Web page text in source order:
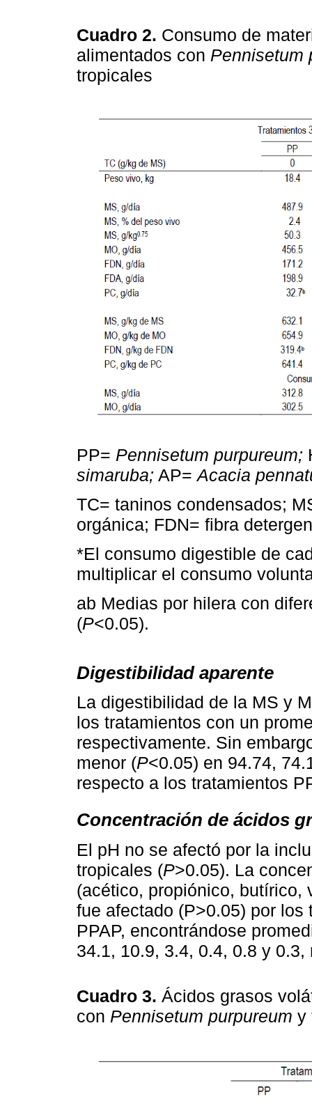
Cuadro 2. Consumo de
alimentados con Pennisetum
tropicales
PP= Pennisetum purpureum;
simaruba; AP= Acacia
TC= taninos condensados;
orgánica; FDN= fibra
*El consumo digestible de
multiplicar el consumo
ab Medias por hilera con
(P<0.05).
Digestibilidad aparente
La digestibilidad de la MS y
los tratamientos con un
respectivamente. Sin
menor (P<0.05) en 94.74,
respecto a los tratamientos
Concentración de ácidos
El pH no se afectó por la
tropicales (P>0.05). La
(acético, propiónico, butírico,
fue afectado (P>0.05) por
PPAP, encontrándose
34.1, 10.9, 3.4, 0.4, 0.8 y
Cuadro 3. Ácidos grasos
con Pennisetum purpureum y